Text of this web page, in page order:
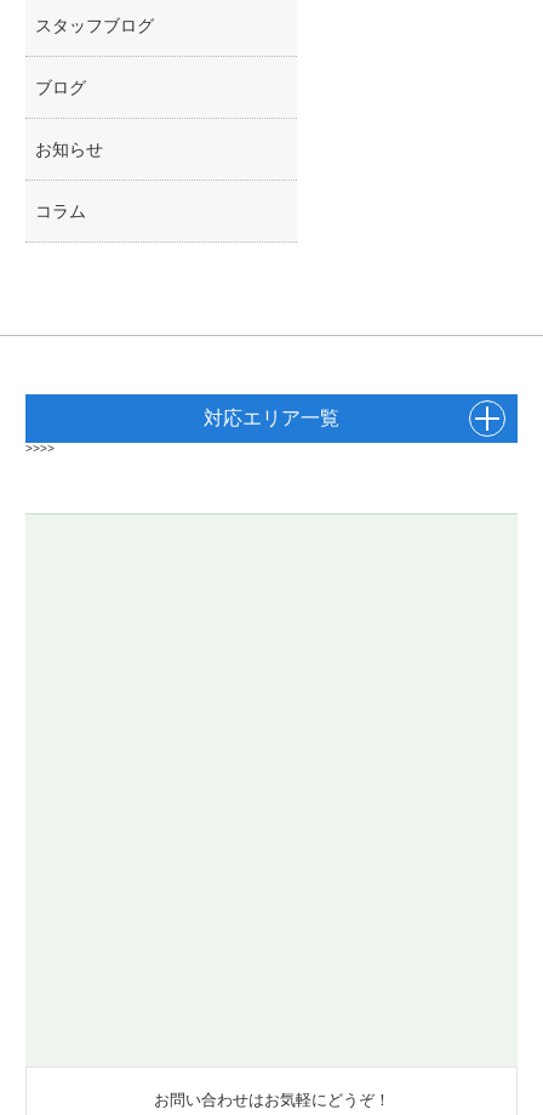
スタッフブログ
ブログ
お知らせ
コラム
対応エリア一覧
>>>>
お問い合わせはお気軽にどうぞ！